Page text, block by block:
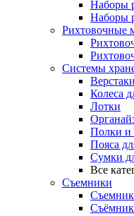
Наборы
Наборы
Рихтовочные
Системы
Верстаки
Колеса
Лотки
Полки и
Пояса
Сумки
Все
Съемники